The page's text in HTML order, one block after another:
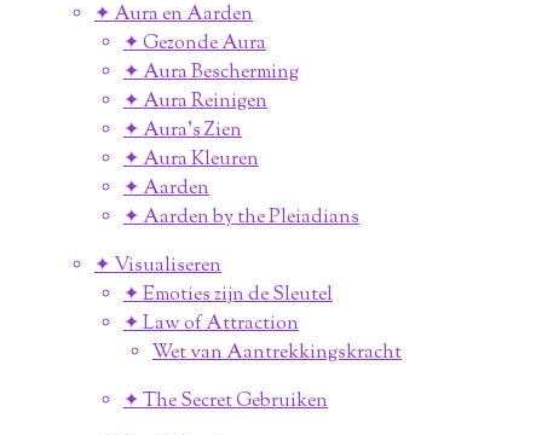
✦ Aura en Aarden
✦ Gezonde Aura
✦ Aura Bescherming
✦ Aura Reinigen
✦ Aura's Zien
✦ Aura Kleuren
✦ Aarden
✦ Aarden by the Pleiadians
✦ Visualiseren
✦ Emoties zijn de Sleutel
✦ Law of Attraction
Wet van Aantrekkingskracht
✦ The Secret Gebruiken